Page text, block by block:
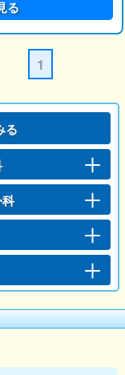
る
1
る